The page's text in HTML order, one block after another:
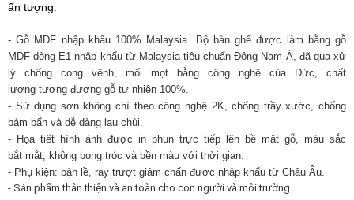
ấn tượng.
- Gỗ MDF nhập khẩu 100% Malaysia. Bộ bàn ghế được làm bằng gỗ
MDF dòng E1 nhập khẩu từ Malaysia tiêu chuẩn Đông Nam Á, đã qua xử
lý chống cong vênh, mối mọt bằng công nghệ của Đức, chất
lượng tương đương gỗ tự nhiên 100%.
- Sử dụng sơn không chì theo công nghệ 2K, chống trầy xước, chống
bám bẩn và dễ dàng lau chùi.
- Họa tiết hình ảnh được in phun trực tiếp lên bề mặt gỗ, màu sắc
bắt mắt, không bong tróc và bền màu với thời gian.
- Phụ kiện: bản lề, ray trượt giảm chấn được nhập khẩu từ Châu Âu.
- Sản phẩm thân thiện và an toàn cho con người và môi trường.